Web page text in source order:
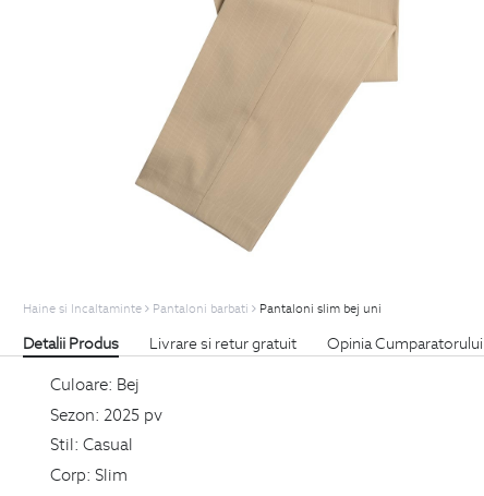
Haine si Incaltaminte Pantaloni barbati Pantaloni slim bej uni
Detalii Produs Livrare si retur gratuit Opinia Cumparatorului
Culoare: Bej
Sezon: 2025 pv
Stil: Casual
Corp: Slim